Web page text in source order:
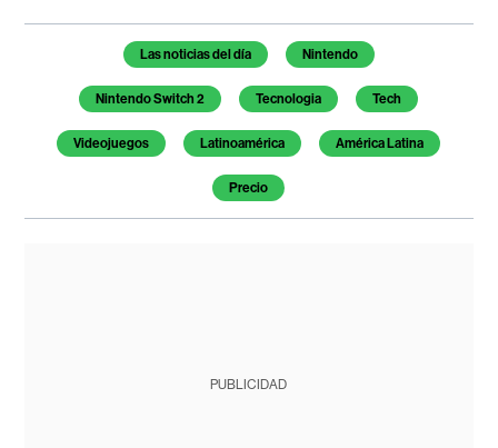
Temas de este artículo
Las noticias del día Nintendo
Nintendo Switch 2 Tecnologia Tech
Videojuegos Latinoamérica América Latina
Precio
PUBLICIDAD